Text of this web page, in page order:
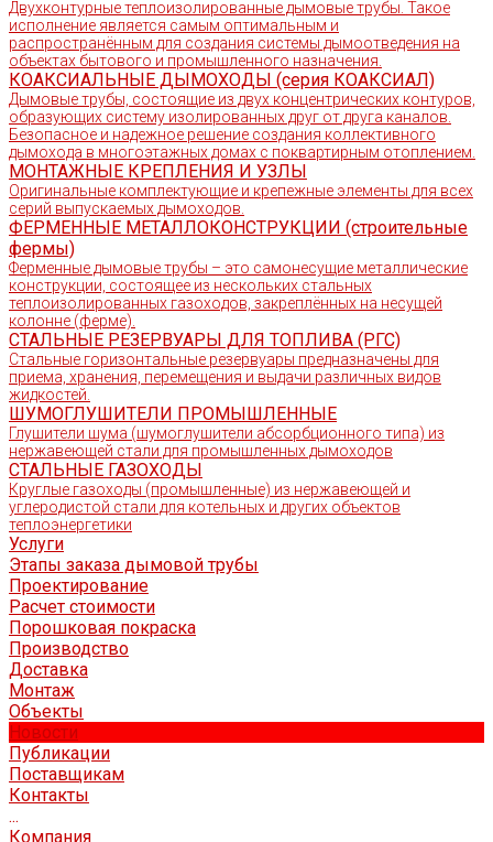
Двухконтурные теплоизолированные дымовые трубы. Такое
исполнение является самым оптимальным и
распространённым для создания системы дымоотведения на
объектах бытового и промышленного назначения.
КОАКСИАЛЬНЫЕ ДЫМОХОДЫ (серия КОАКСИАЛ)
Дымовые трубы, состоящие из двух концентрических контуров,
образующих систему изолированных друг от друга каналов.
Безопасное и надежное решение создания коллективного
дымохода в многоэтажных домах с поквартирным отоплением.
МОНТАЖНЫЕ КРЕПЛЕНИЯ И УЗЛЫ
Оригинальные комплектующие и крепежные элементы для всех
серий выпускаемых дымоходов.
ФЕРМЕННЫЕ МЕТАЛЛОКОНСТРУКЦИИ (строительные
фермы)
Ферменные дымовые трубы – это самонесущие металлические
конструкции, состоящее из нескольких стальных
теплоизолированных газоходов, закреплённых на несущей
колонне (ферме).
СТАЛЬНЫЕ РЕЗЕРВУАРЫ ДЛЯ ТОПЛИВА (РГС)
Стальные горизонтальные резервуары предназначены для
приема, хранения, перемещения и выдачи различных видов
жидкостей.
ШУМОГЛУШИТЕЛИ ПРОМЫШЛЕННЫЕ
Глушители шума (шумоглушители абсорбционного типа) из
нержавеющей стали для промышленных дымоходов
СТАЛЬНЫЕ ГАЗОХОДЫ
Круглые газоходы (промышленные) из нержавеющей и
углеродистой стали для котельных и других объектов
теплоэнергетики
Услуги
Этапы заказа дымовой трубы
Проектирование
Расчет стоимости
Порошковая покраска
Производство
Доставка
Монтаж
Объекты
Новости
Публикации
Поставщикам
Контакты
...
Компания